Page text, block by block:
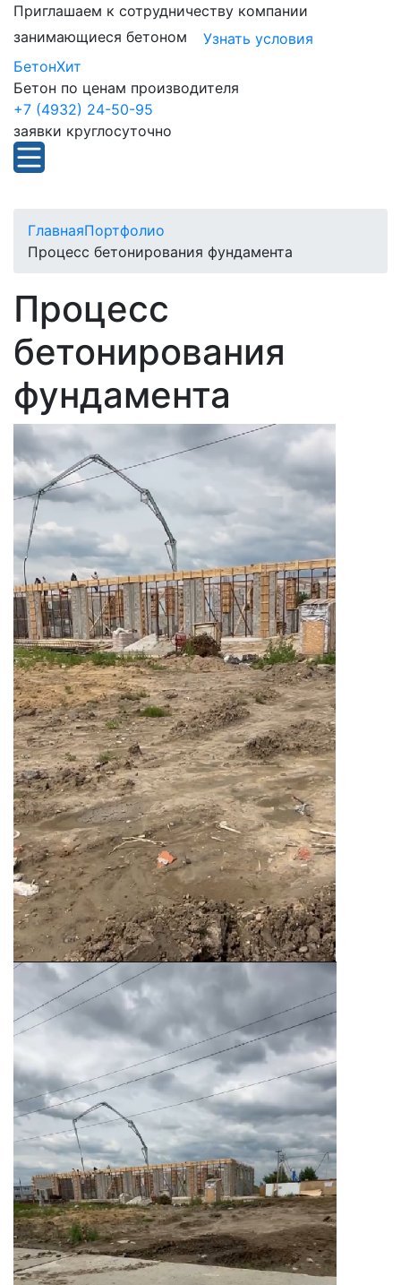
Приглашаем к сотрудничеству компании
занимающиеся бетоном
Узнать условия
БетонХит
Бетон по ценам производителя
+7 (4932) 24-50-95
заявки круглосуточно
ГлавнаяПортфолио
Процесс бетонирования фундамента
Процесс
бетонирования
фундамента